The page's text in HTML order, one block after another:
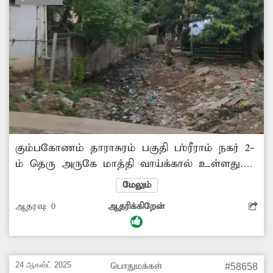
வேண்டும்
கும்பகோணம் தாராசுரம் பகுதி ஶ்ரீராம் நகர் 2-
ம் தெரு அருகே மாத்தி வாய்க்கால் உள்ளது.
முறையாக தூர்வாரப்படாமல் வாய்க்கால்
பராமரிப்பின்றி கிடக்கிறது. இதன் காரணமாக
மழைக்காலத்தில் மழை நீர் வீடுகளுக்குள்
புகுந்துவிடுகின்றன. மேலும், அருகில் உள்ள
கரை உடைப்பு ஏற்பட்டாலோ? வீடுகளை
மேலும்
ஆதரவு: 0 ஆதரிக்கிறேன்
24 ஆகஸ்ட் 2025
பொதுமக்கள்
#58658